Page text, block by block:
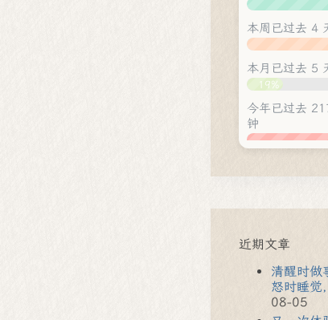
本周已过去 4
本月已过去 5
19%
今年已过去
钟
近期文章
清醒时做
怒时睡觉
08-05